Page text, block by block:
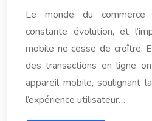
Le monde du
constante évolution, et
mobile ne cesse de croître.
des transactions en ligne
appareil mobile, soulignant
l’expérience utilisateur…